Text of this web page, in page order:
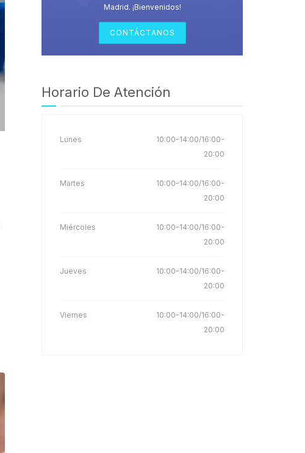
Madrid. ¡Bienvenidos!
CONTÁCTANOS
Horario De Atención
Lunes
10:00-14:00/16:00-
20:00
Martes
10:00-14:00/16:00-
20:00
Miércoles
10:00-14:00/16:00-
20:00
Jueves
10:00-14:00/16:00-
20:00
Viernes
10:00-14:00/16:00-
20:00